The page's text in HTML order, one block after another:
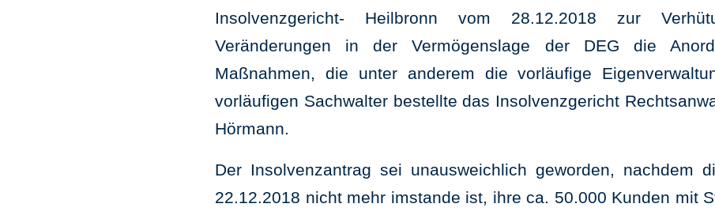
Insolvenzgericht- Heilbronn vom 28.12.2018 zur
Veränderungen in der Vermögenslage der DEG die
Maßnahmen, die unter anderem die vorläufige
vorläufigen Sachwalter bestellte das Insolvenzgericht
Hörmann.
Der Insolvenzantrag sei unausweichlich geworden, nachdem
22.12.2018 nicht mehr imstande ist, ihre ca. 50.000 Kunden mit